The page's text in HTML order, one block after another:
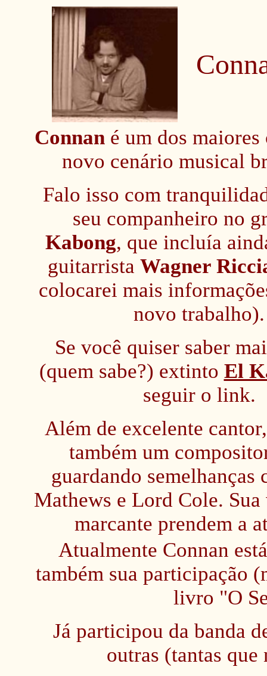
Connan é um dos maiores
novo cenário musical
Falo isso com
seu companheiro no
Kabong, que incluía
guitarrista Wagner
colocarei mais
novo trabalho).
Se você quiser saber
(quem sabe?) extinto El
seguir o link.
Além de excelente
também um
guardando semelhanças
Mathews e Lord Cole. Sua
marcante prendem a
Atualmente Connan
também sua participação
livro "O
Já participou da banda
outras (tantas